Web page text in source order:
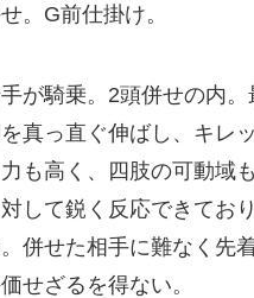
。G前仕掛け。
が騎乗。2頭併せの内
真っ直ぐ伸ばし、キレ
も高く、四肢の可動域
して鋭く反応できてお
併せた相手に難なく先
せざるを得ない。